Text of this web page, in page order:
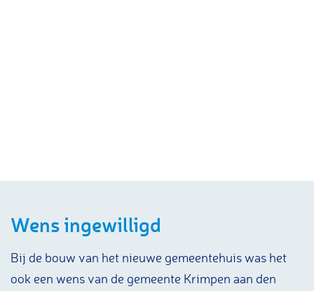
Wens ingewilligd
Bij de bouw van het nieuwe gemeentehuis was het
ook een wens van de gemeente Krimpen aan den